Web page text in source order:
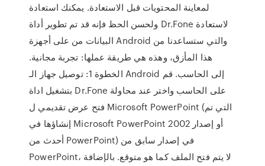
لمعاينة المحتويات قبل الاستعادة. يمكنك استعادة
ولحسن الحظ فإنه قد تم تطوير أداة Dr.Fone لاستعادة
البيانات من على أجهزة Android والتي ستساعدنا من
هذا المأزق، وهذه هي طريقة عملها: تجربة مجانية.
الخطوة 1: توصيل جهاز الـ Android إلى الحاسب. قم
بتشغيل اداة Dr.Fone على الحاسب واختر عند محاولة
فتح عرض تقديمي ل Microsoft PowerPoint (التي تم
إنشاؤها في Microsoft PowerPoint 2002 أو إصدار
أحدث من PowerPoint) في إصدار سابق من
PowerPoint، لا يتم فتح الملف كما هو متوقع. بالإضافة